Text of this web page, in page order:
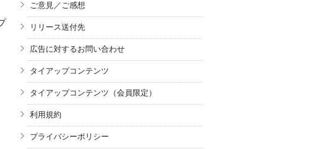
ご意見／ご感想
リリース送付先
広告に対するお問い合わせ
タイアップコンテンツ
タイアップコンテンツ（会員限定）
利用規約
プライバシーポリシー